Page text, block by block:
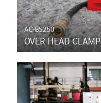
AC-BS250
OVER HEAD CLAMP